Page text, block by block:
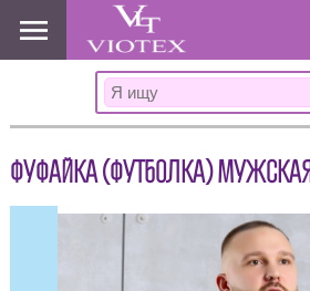
www.viotex37.ru
ФУФАЙКА (ФУТБОЛКА)